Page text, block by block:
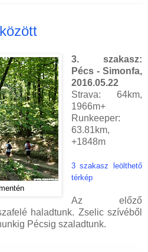
3. szakasz:
Pécs - Simonfa,
2016.05.22
Strava: 64km,
1966m+
Runkeeper:
63.81km,
+1848m
3 szakasz leölthető
térkép
Az előző
haladtunk. Zselic szívéből
Pécsig szaladtunk.